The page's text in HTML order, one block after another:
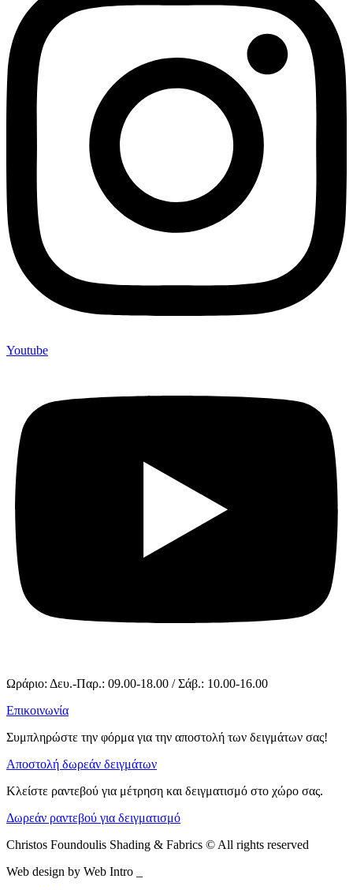
Youtube
Ωράριο: Δευ.-Παρ.: 09.00-18.00 / Σάβ.: 10.00-16.00
Επικοινωνία
Συμπληρώστε την φόρμα για την αποστολή των δειγμάτων σας!
Αποστολή δωρεάν δειγμάτων
Κλείστε ραντεβού για μέτρηση και δειγματισμό στο χώρο σας.
Δωρεάν ραντεβού για δειγματισμό
Christos Foundoulis Shading & Fabrics © All rights reserved
Web design by Web Intro _